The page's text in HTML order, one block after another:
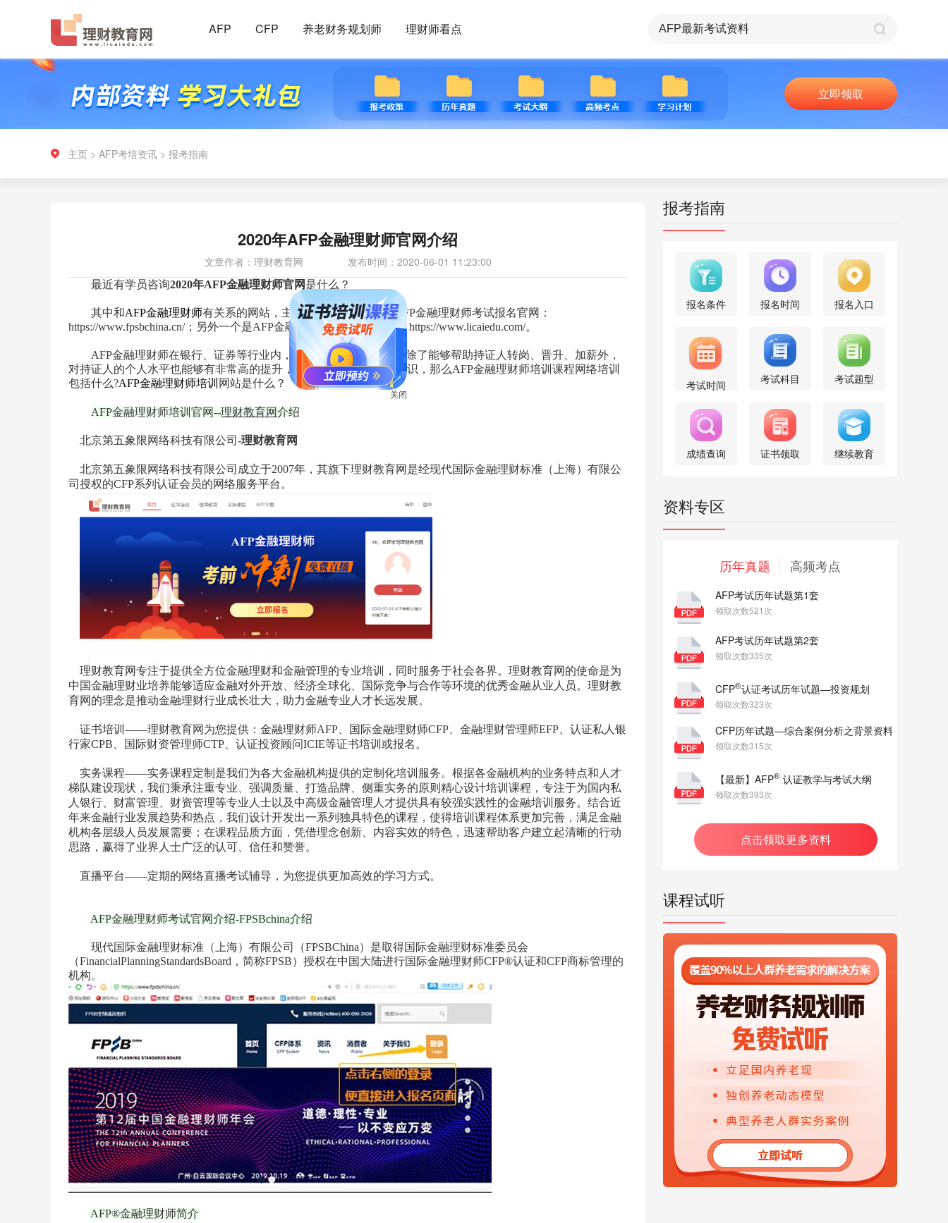
AFP CFP 养老财务规划师 理财师看点
立即领取
主页 > AFP考培资讯 > 报考指南
2020年AFP金融理财师官网介绍
文章作者：理财教育网 发布时间：2020-06-01 11:23:00
最近有学员咨询2020年AFP金融理财师官网 是什么？
其中和AFP金融理财师有关系的网站，主要是有两个，一个是AFP金融理财师考试报名官网：
https://www.fpsbchina.cn/；另外一个是AFP金融理财师培训报名官网：https://www.licaiedu.com/。
AFP金融理财师在银行、证券等行业内，是非常受欢迎的证书。除了能够帮助持证人转岗、晋升、加薪外，
对持证人的个人水平也能够有非常高的提升，也能够获得许多其他知识，那么AFP金融理财师培训课程网络培训
包括什么?AFP金融理财师培训 网站是什么？
AFP金融理财师培训官网--理财教育网介绍
北京第五象限网络科技有限公司-理财教育网
北京第五象限网络科技有限公司成立于2007年，其旗下理财教育网是经现代国际金融理财标准（上海）有限公
司授权的CFP系列认证会员的网络服务平台。
理财教育网专注于提供全方位金融理财和金融管理的专业培训，同时服务于社会各界。理财教育网的使命是为
中国金融理财业培养能够适应金融对外开放、经济全球化、国际竞争与合作等环境的优秀金融从业人员。理财教
育网的理念是推动金融理财行业成长壮大，助力金融专业人才长远发展。
证书培训——理财教育网为您提供：金融理财师AFP、国际金融理财师CFP、金融理财管理师EFP、认证私人银
行家CPB、国际财资管理师CTP、认证投资顾问ICIE等证书培训或报名。
实务课程——实务课程定制是我们为各大金融机构提供的定制化培训服务。根据各金融机构的业务特点和人才
梯队建设现状，我们秉承注重专业、强调质量、打造品牌、侧重实务的原则精心设计培训课程，专注于为国内私
人银行、财富管理、财资管理等专业人士以及中高级金融管理人才提供具有较强实践性的金融培训服务。结合近
年来金融行业发展趋势和热点，我们设计开发出一系列独具特色的课程，使得培训课程体系更加完善，满足金融
机构各层级人员发展需要；在课程品质方面，凭借理念创新、内容实效的特色，迅速帮助客户建立起清晰的行动
思路，赢得了业界人士广泛的认可、信任和赞誉。
直播平台——定期的网络直播考试辅导，为您提供更加高效的学习方式。
AFP金融理财师考试官网介绍-FPSBchina介绍
现代国际金融理财标准（上海）有限公司（FPSBChina）是取得国际金融理财标准委员会
（FinancialPlanningStandardsBoard，简称FPSB）授权在中国大陆进行国际金融理财师CFP®认证和CFP商标管理的
机构。
AFP®金融理财师简介
报考指南
报名条件 报名时间 报名入口
考试时间 考试科目 考试题型
成绩查询 证书领取 继续教育
资料专区
历年真题 高频考点
AFP考试历年试题第1套
领取次数521次
AFP考试历年试题第2套
领取次数335次
CFP®认证考试历年试题—投资规划
领取次数323次
CFP历年试题—综合案例分析之背景资料
领取次数315次
【最新】AFP® 认证教学与考试大纲
领取次数393次
点击领取更多资料
课程试听